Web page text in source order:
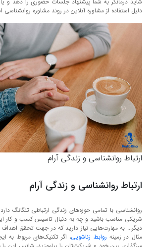
دلیل استفاده از مشاوره آنلاین در روند مشاوره
ارتباط روانشناسی و زندگی آرام
ارتباط روانشناسی و زندگی آرام
روانشناسی با تمامی حوزه‌های زندگی ارتباطی تنگانگ
شریکی مناسب باشید و چه به دنبال تاسیس کسب و کار
دیگر... به مهارت‌هایی نیاز دارید که در جهت تحقق اهداف
مثال در زمینه روابط زناشویی، اگر تکنیک‌های مربوط به